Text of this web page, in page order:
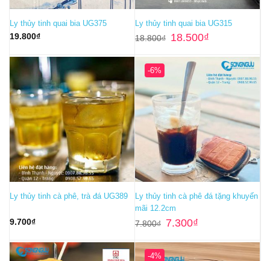
Ly thủy tinh quai bia UG375
19.800₫
Ly thủy tinh quai bia UG315
18.800₫ Giá
gốc
18.800₫.
18.500₫
18.500₫.
Ly thủy tinh cà phê, trà đá UG389
9.700₫
-6%
Ly thủy tinh cà phê đá tặng khuyến
mãi 12.2cm
7.800₫ Giá
gốc
7.800₫.
7.300₫
là:
7.300₫.
-4%